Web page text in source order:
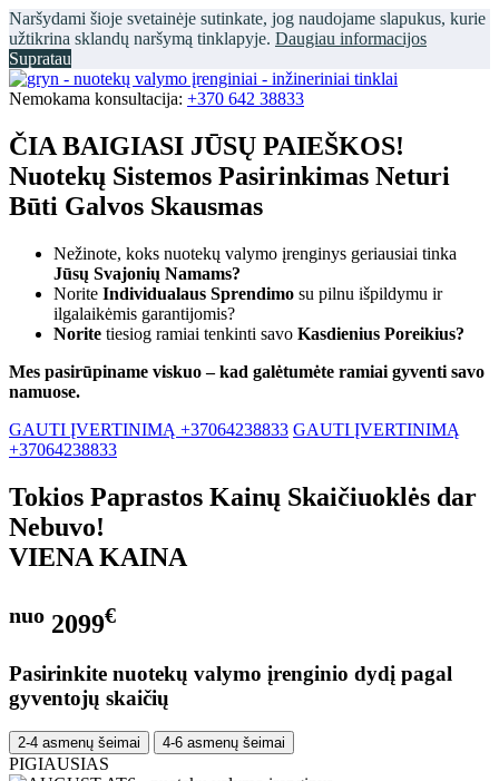
Naršydami šioje svetainėje sutinkate, jog naudojame slapukus, kurie
užtikrina sklandų naršymą tinklapyje. Daugiau informacijos
Supratau
Nemokama konsultacija: +370 642 38833
ČIA BAIGIASI JŪSŲ PAIEŠKOS!
Nuotekų Sistemos Pasirinkimas Neturi
Būti Galvos Skausmas
Nežinote, koks nuotekų valymo įrenginys geriausiai tinka
Jūsų Svajonių Namams?
Norite Individualaus Sprendimo su pilnu išpildymu ir
ilgalaikėmis garantijomis?
Norite tiesiog ramiai tenkinti savo Kasdienius Poreikius?
Mes pasirūpiname viskuo – kad galėtumėte ramiai gyventi savo
namuose.
GAUTI ĮVERTINIMĄ +37064238833 GAUTI ĮVERTINIMĄ
+37064238833
Tokios Paprastos Kainų Skaičiuoklės dar
Nebuvo!
VIENA KAINA
nuo 2099€
Pasirinkite nuotekų valymo įrenginio dydį pagal
gyventojų skaičių
2-4 asmenų šeimai 4-6 asmenų šeimai
PIGIAUSIAS